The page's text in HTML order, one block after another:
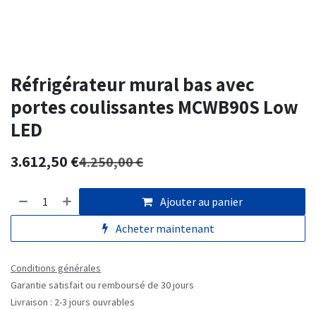
Réfrigérateur mural bas avec
portes coulissantes MCWB90S Low
LED
3.612,50€4.250,00€
Ajouter au panier
Acheter maintenant
Conditions générales
Garantie satisfait ou remboursé de 30 jours
Livraison : 2-3 jours ouvrables